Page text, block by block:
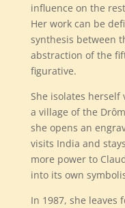
influence on the
Her work can be
synthesis between
abstraction of the
figurative.
She isolates
a village of the
she opens an
visits India and
more power to
into its own
In 1987, she leaves